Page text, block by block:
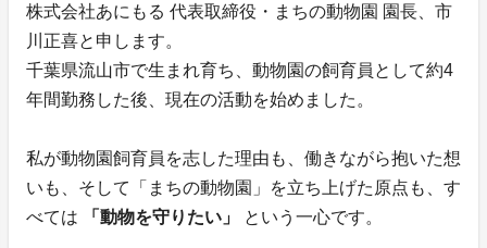
株式会社あにもる 代表取締役・まちの動物園 園長、市
川正喜と申します。
千葉県流山市で生まれ育ち、動物園の飼育員として約4
年間勤務した後、現在の活動を始めました。
私が動物園飼育員を志した理由も、働きながら抱いた想
いも、そして「まちの動物園」を立ち上げた原点も、す
べては
「動物を守りたい」 という一心です。